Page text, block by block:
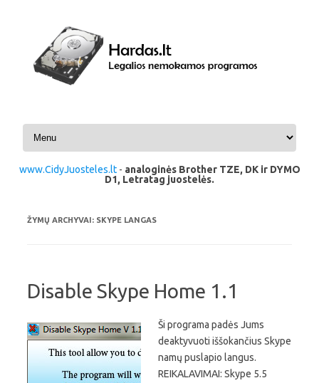
Pereiti prie turinio
www.CidyJuosteles.lt- analoginės Brother TZE, DK ir DYMO
D1, Letratag juostelės.
ŽYMŲ ARCHYVAI: SKYPE LANGAS
Disable Skype Home 1.1
Ši programa padės Jums
deaktyvuoti iššokančius Skype
namų puslapio langus.
REIKALAVIMAI: Skype 5.5